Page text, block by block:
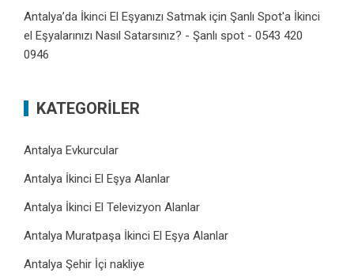
Antalya’da İkinci El Eşyanızı Satmak için Şanlı Spot'a İkinci
el Eşyalarınızı Nasıl Satarsınız? - Şanlı spot - 0543 420
0946
KATEGORILER
Antalya Evkurcular
Antalya İkinci El Eşya Alanlar
Antalya İkinci El Televizyon Alanlar
Antalya Muratpaşa İkinci El Eşya Alanlar
Antalya Şehir İçi nakliye